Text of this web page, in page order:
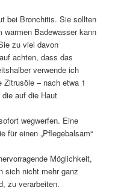
bei Bronchitis. Sie sollten
Badewasser kann
zu viel davon
achten, dass das
verwende ich
Zitrusöle – nach etwa 1
auf die Haut
wegwerfen. Eine
für einen „Pflegebalsam“
Möglichkeit,
sich nicht mehr ganz
zu verarbeiten.